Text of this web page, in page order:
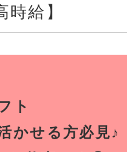
給】
ト
かせる方必見♪